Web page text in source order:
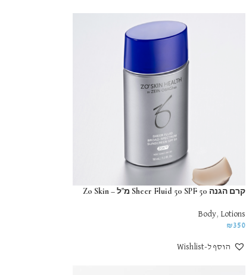
קרם הגנה Sheer Fluid 50 SPF 50 מ"ל – Zo Skin
Body, Lotions
₪350
הוסף ל-Wishlist